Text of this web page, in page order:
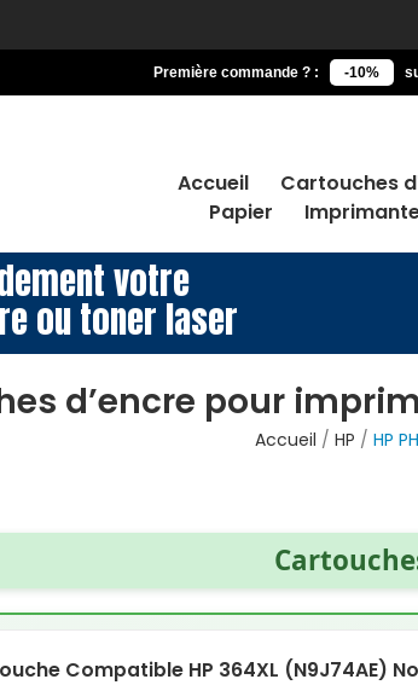
Première commande ? : -10%
Accueil Cartouches
Papier
votre
ou toner laser
d’encre pour
Accueil HP
HP
Compatible HP 364XL (N9J74AE)